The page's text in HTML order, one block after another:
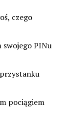
czego
swojego PINu
pociągiem